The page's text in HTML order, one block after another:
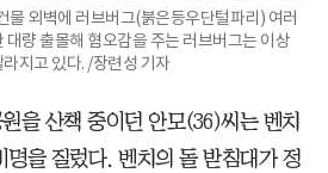
물 외벽에 러브버그(붉은등우단털파리) 여러
대량 출몰해 혐오감을 주는 러브버그는 이상
지고 있다. /장련성 기자
을 산책 중이던 안모(36)씨는 벤치
을 질렀다. 벤치의 돌 받침대가 정